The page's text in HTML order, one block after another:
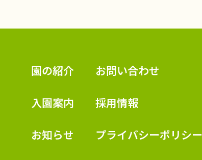
認定こども園 学校法人久米幼稚園
園の紹介
入園案内
お知らせ
お問い合わせ
採用情報
プライバシーポリシー